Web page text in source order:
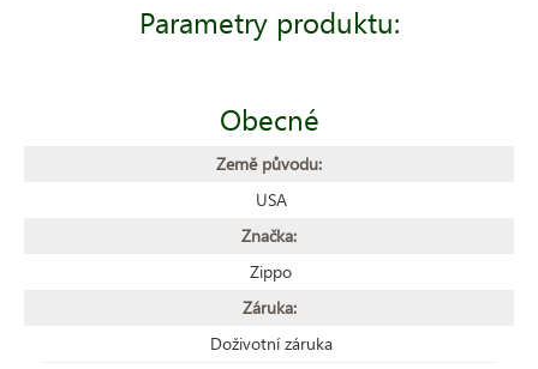
Parametry produktu:
Obecné
Země původu:
USA
Značka:
Zippo
Záruka:
Doživotní záruka